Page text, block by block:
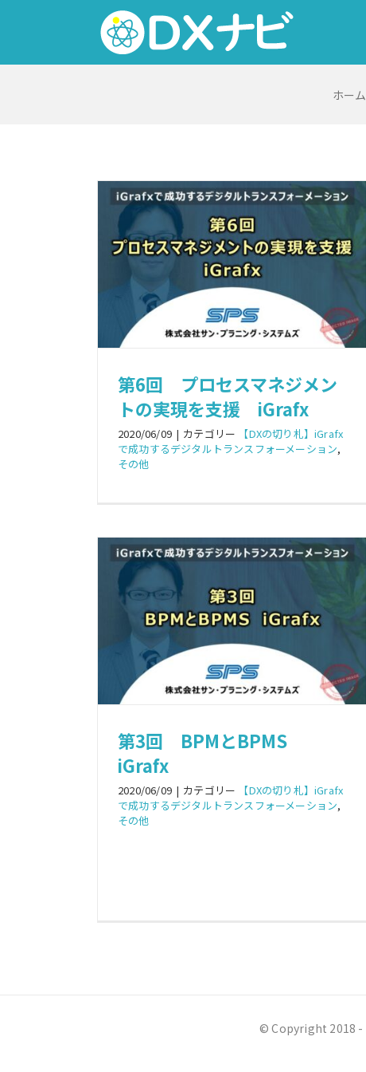
ホーム
第6回 プロセスマネジメン
トの実現を支援 iGrafx
2020/06/09 | カテゴリー
【DXの切り札】iGrafx
で成功するデジタルトランスフォーメーション,
その他
第3回 BPMとBPMS
iGrafx
2020/06/09 | カテゴリー
【DXの切り札】iGrafx
で成功するデジタルトランスフォーメーション,
その他
© Copyright 2018 -